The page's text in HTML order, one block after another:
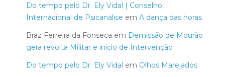
Do tempo pelo Dr. Ely Vidal | Conselho
Internacional de Psicanálise em A dança das horas
Braz Ferreira da Fonseca em Demissão de Mourão
gera revolta Militar e inicio de Intervenção
Do tempo pelo Dr. Ely Vidal em Olhos Marejados